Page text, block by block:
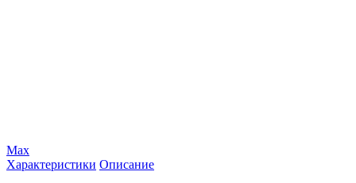
Max
Характеристики Описание